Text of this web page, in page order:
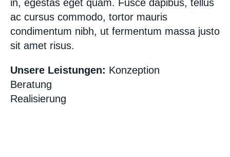
in, egestas eget quam. Fusce dapibus, tellus
ac cursus commodo, tortor mauris
condimentum nibh, ut fermentum massa justo
sit amet risus.
Unsere Leistungen: Konzeption
Beratung
Realisierung